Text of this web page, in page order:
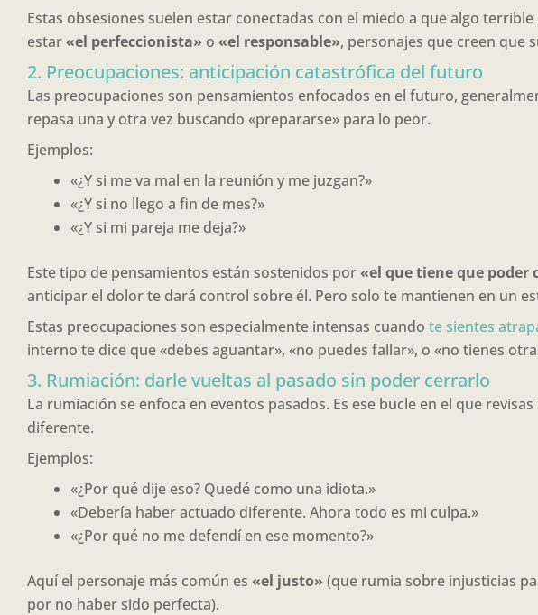
Estas obsesiones suelen estar conectadas con el miedo a que algo
estar«el perfeccionista» o «el responsable», personajes que creen que
2. Preocupaciones: anticipación catastrófica del futuro
Las preocupaciones son pensamientos enfocados en el futuro,
repasa una y otra vez buscando «prepararse» para lo peor.
Ejemplos:
«¿Y si me va mal en la reunión y me juzgan?»
«¿Y si no llego a fin de mes?»
«¿Y si mi pareja me deja?»
Este tipo de pensamientos están sostenidos por«el que tiene que poder
anticipar el dolor te dará control sobre él. Pero solo te mantienen en un
Estas preocupaciones son especialmente intensas cuando te sientes
interno te dice que «debes aguantar», «no puedes fallar», o «no tienes
3. Rumiación: darle vueltas al pasado sin poder cerrarlo
La rumiación se enfoca en eventos pasados. Es ese bucle en el que
diferente.
Ejemplos:
«¿Por qué dije eso? Quedé como una idiota.»
«Debería haber actuado diferente. Ahora todo es mi culpa.»
«¿Por qué no me defendí en ese momento?»
Aquí el personaje más común es «el justo» (que rumia sobre injusticias
por no haber sido perfecta).